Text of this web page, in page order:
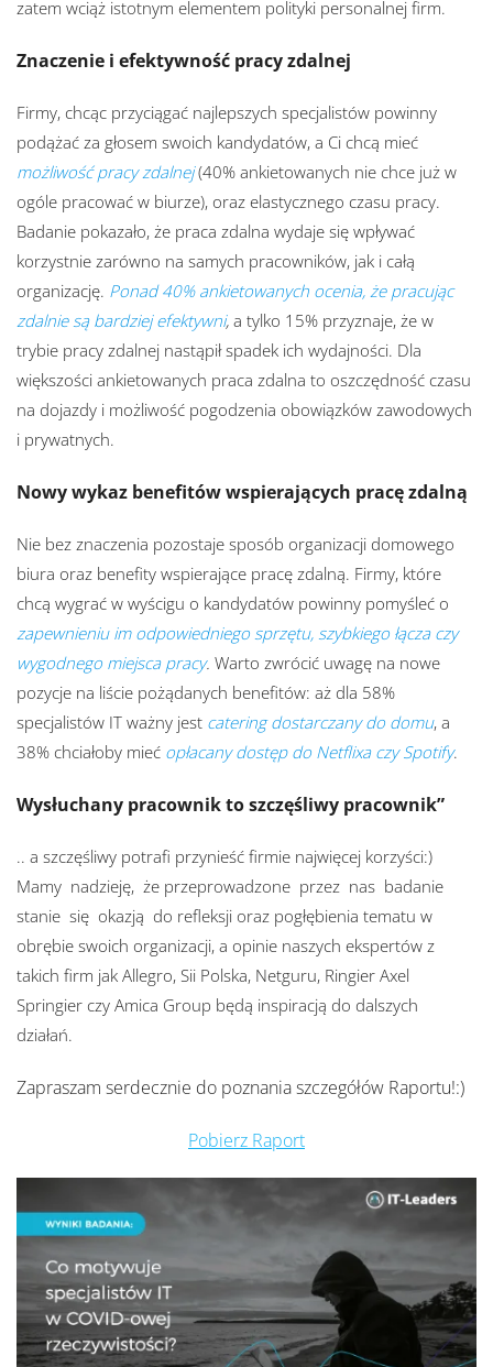
zatem wciąż istotnym elementem polityki personalnej firm.
Znaczenie i efektywność pracy zdalnej
Firmy, chcąc przyciągać najlepszych specjalistów powinny
podążać za głosem swoich kandydatów, a Ci chcą mieć
możliwość pracy zdalnej(40% ankietowanych nie chce już w
ogóle pracować w biurze), oraz elastycznego czasu pracy.
Badanie pokazało, że praca zdalna wydaje się wpływać
korzystnie zarówno na samych pracowników, jak i całą
organizację. Ponad 40% ankietowanych ocenia, że pracując
zdalnie są bardziej efektywni, a tylko 15% przyznaje, że w
trybie pracy zdalnej nastąpił spadek ich wydajności. Dla
większości ankietowanych praca zdalna to oszczędność czasu
na dojazdy i możliwość pogodzenia obowiązków zawodowych
i prywatnych.
Nowy wykaz benefitów wspierających pracę zdalną
Nie bez znaczenia pozostaje sposób organizacji domowego
biura oraz benefity wspierające pracę zdalną. Firmy, które
chcą wygrać w wyścigu o kandydatów powinny pomyśleć o
zapewnieniu im odpowiedniego sprzętu, szybkiego łącza czy
wygodnego miejsca pracy. Warto zwrócić uwagę na nowe
pozycje na liście pożądanych benefitów: aż dla 58%
specjalistów IT ważny jest catering dostarczany do domu, a
38% chciałoby mieć opłacany dostęp do Netflixa czy Spotify.
Wysłuchany pracownik to szczęśliwy pracownik”
.. a szczęśliwy potrafi przynieść firmie najwięcej korzyści:)
Mamy nadzieję, że przeprowadzone przez nas badanie
stanie się okazją do refleksji oraz pogłębienia tematu w
obrębie swoich organizacji, a opinie naszych ekspertów z
takich firm jak Allegro, Sii Polska, Netguru, Ringier Axel
Springier czy Amica Group będą inspiracją do dalszych
działań.
Zapraszam serdecznie do poznania szczegółów Raportu!:)
Pobierz Raport